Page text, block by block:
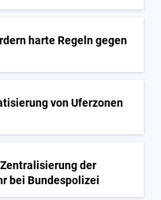
harte Regeln gegen
von Uferzonen
der
bei Bundespolizei